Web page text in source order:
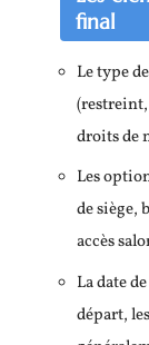
final
Le type
droits de
Les
de siège,
accès
La date
départ,